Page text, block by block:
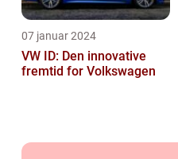
07 januar 2024
VW ID: Den innovative
fremtid for Volkswagen